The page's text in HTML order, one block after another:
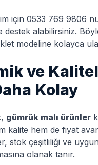
için 0533 769 9806
destek alabilirsiniz.
modeline kolayca
ve
Kolay
gümrük malı ürünler
kalite hem de fiyat
stok çeşitliliği ve
olanak tanır.